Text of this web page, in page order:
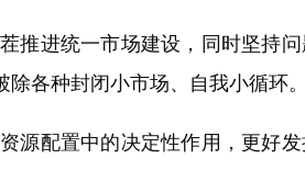
进统一市场建设，同时坚持问
各种封闭小市场、自我小循环。
配置中的决定性作用，更好发